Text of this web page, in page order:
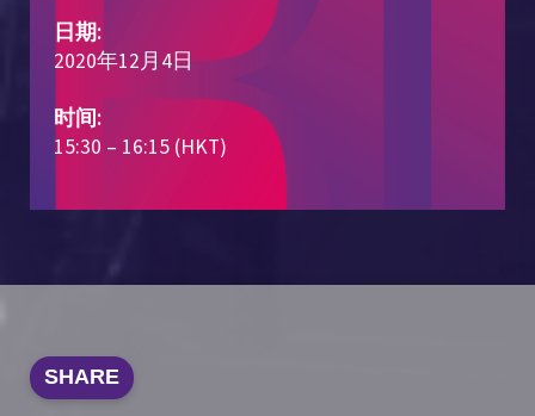
日期:
2020年12月4日
时间:
15:30 – 16:15 (HKT)
SHARE